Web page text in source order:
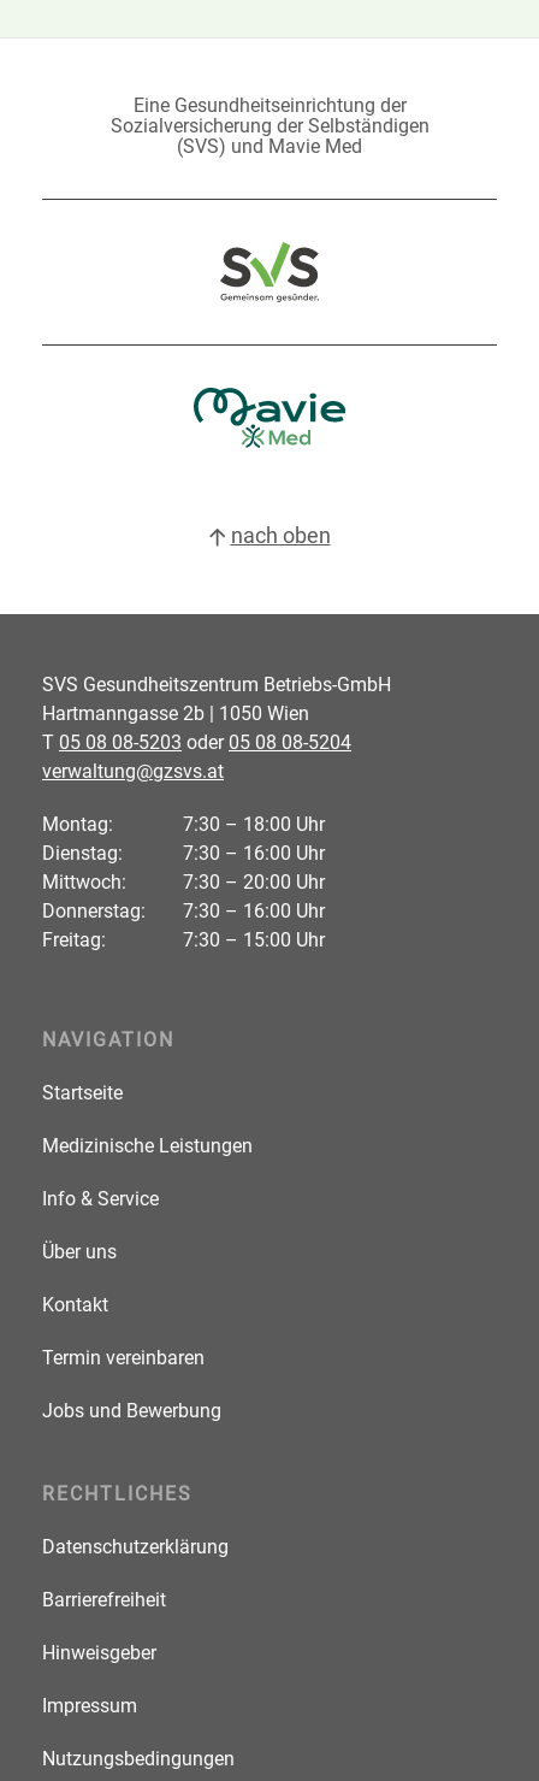
Eine Gesundheitseinrichtung der
Sozialversicherung der Selbständigen
(SVS) und Mavie Med
nach oben
SVS Gesundheitszentrum Betriebs-GmbH
Hartmanngasse 2b | 1050 Wien
T 05 08 08-5203 oder 05 08 08-5204
verwaltung@gzsvs.at
Montag:
7:30 – 18:00 Uhr
Dienstag:
7:30 – 16:00 Uhr
Mittwoch:
7:30 – 20:00 Uhr
Donnerstag:
7:30 – 16:00 Uhr
Freitag:
7:30 – 15:00 Uhr
NAVIGATION
Startseite
Medizinische Leistungen
Info & Service
Über uns
Kontakt
Termin vereinbaren
Jobs und Bewerbung
RECHTLICHES
Datenschutzerklärung
Barrierefreiheit
Hinweisgeber
Impressum
Nutzungsbedingungen